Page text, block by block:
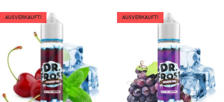
AUSVERKAUFT! AUSVERKAUFT!